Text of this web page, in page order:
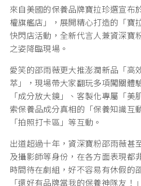
來自美國的保養品牌寶拉珍選宣布
權旗艦店」，展開精心打造的「寶
快閃店活動，全新代言人兼資深寶
之姿降臨現場。
愛笑的邵雨薇更大推澎潤新品「高
萃」，現場帶大家翻玩多項闖關體
「成分放大鏡」、客製化專屬「美
索保養品成分真相的「保養知識互
「拍照打卡區」等互動。
出道超過十年，資深寶粉邵雨薇甚
及攝影師等身份，在各方面表現都
時間待在劇組，好不容易有休假的
「還好有品牌當我的保養神隊友！